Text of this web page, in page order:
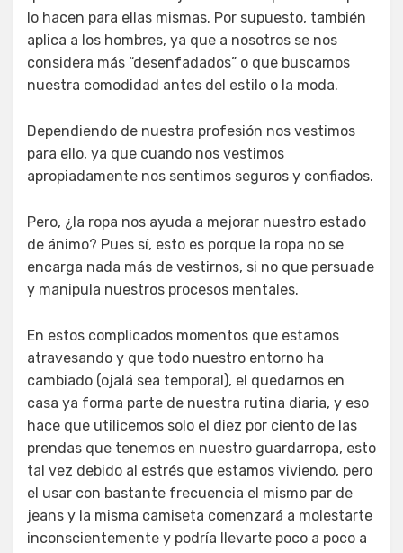
lo hacen para ellas mismas. Por supuesto, también
aplica a los hombres, ya que a nosotros se nos
considera más “desenfadados” o que buscamos
nuestra comodidad antes del estilo o la moda.
Dependiendo de nuestra profesión nos vestimos
para ello, ya que cuando nos vestimos
apropiadamente nos sentimos seguros y confiados.
Pero, ¿la ropa nos ayuda a mejorar nuestro estado
de ánimo? Pues sí, esto es porque la ropa no se
encarga nada más de vestirnos, si no que persuade
y manipula nuestros procesos mentales.
En estos complicados momentos que estamos
atravesando y que todo nuestro entorno ha
cambiado (ojalá sea temporal), el quedarnos en
casa ya forma parte de nuestra rutina diaria, y eso
hace que utilicemos solo el diez por ciento de las
prendas que tenemos en nuestro guardarropa, esto
tal vez debido al estrés que estamos viviendo, pero
el usar con bastante frecuencia el mismo par de
jeans y la misma camiseta comenzará a molestarte
inconscientemente y podría llevarte poco a poco a